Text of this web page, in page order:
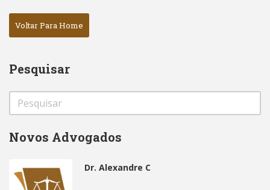
Voltar Para Home
Pesquisar
Novos Advogados
Dr. Alexandre C